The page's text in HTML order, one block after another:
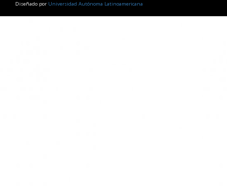
Diseñado por Universidad Autónoma Latinoamericana